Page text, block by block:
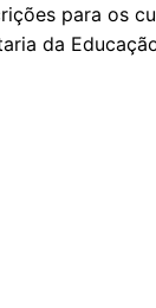
para os
da